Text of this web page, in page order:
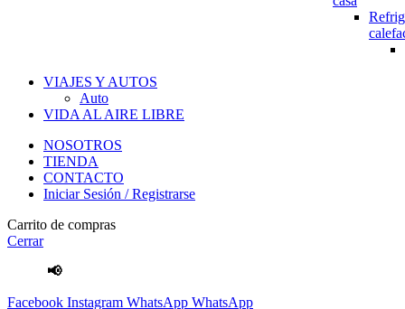
VIAJES Y AUTOS
Auto
VIDA AL AIRE LIBRE
NOSOTROS
TIENDA
CONTACTO
Iniciar Sesión / Registrarse
Carrito de compras
Cerrar
📢
Facebook Instagram WhatsApp WhatsApp